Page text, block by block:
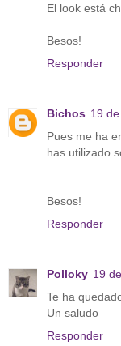
El look está
Besos!
Responder
Bichos 19
Pues me ha
has utilizado
Besos!
Responder
Polloky 19
Te ha
Un saludo
Responder